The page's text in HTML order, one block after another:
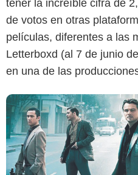
tener la increíble cifra de
de votos en otras
películas, diferentes a las
Letterboxd (al 7 de junio
en una de las